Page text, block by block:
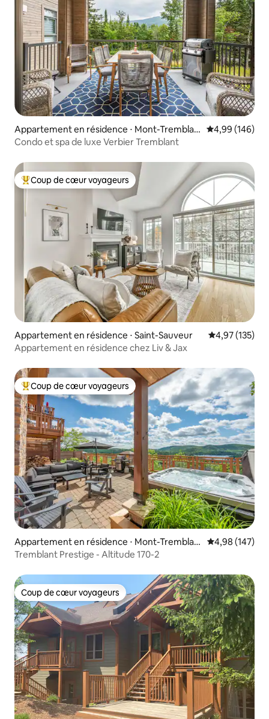
Appartement en résidence ⋅ Mont-Tremblan
t
Évaluation
4,99 (146)
Condo et spa de luxe Verbier Tremblant
Coups de cœur voyageurs les plus appréciés
Coup de cœur voyageurs
Appartement en résidence ⋅ Saint-Sauveur Évaluation
4,97 (135)
Appartement en résidence chez Liv & Jax
Coups de cœur voyageurs les plus appréciés
Coup de cœur voyageurs
Appartement en résidence ⋅ Mont-Tremblan
t
Évaluation
4,98 (147)
Tremblant Prestige - Altitude 170-2
Coup de cœur voyageurs
Coup de cœur voyageurs